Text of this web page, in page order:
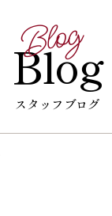
Blog
Blog
スタッフブログ